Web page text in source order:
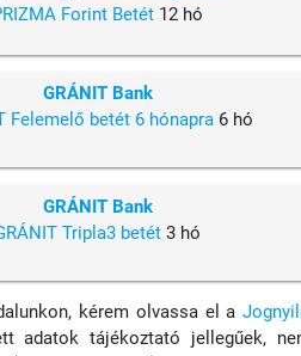
Forint Betét 12 hó
GRÁNIT Bank
Felemelő betét 6 hónapra6 hó
GRÁNIT Bank
Tripla3 betét 3 hó
kérem olvassa el a
adatok tájékoztató jellegűek,